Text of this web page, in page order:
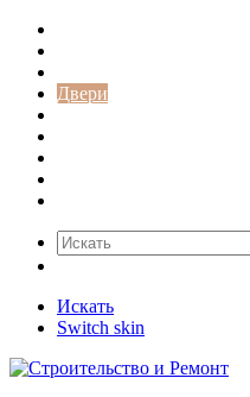
Двери
Искать
Switch skin